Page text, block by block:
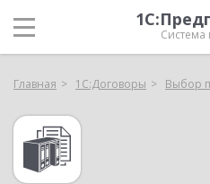
Главная 1С:Договоры Выбор